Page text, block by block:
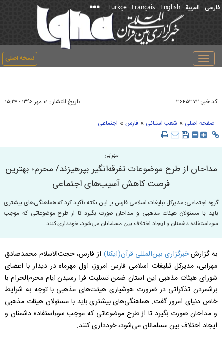
فارسی العربیة English
Français
Türkçe
نسخه اصلی
Toggle
navigation
کد خبر: ۳۶۴۵۳۷۲ تاریخ انتشار : ۰۱ مهر ۱۳۹۶ - ۱۵:۲۴
صفحه اصلی » شعب استانی » فارس » اجتماعی
مهرابی:
مداحان از طرح موضوعات تفرقه‌انگیر بپرهیزند/ محرم؛ بهترین
فرصت کاهش آسیب‌های اجتماعی
گروه اجتماعی: مدیركل تبلیغات اسلامی فارس بر این نكته تأكید كرد كه هماهنگی‌های بیشتری
باید با مسئولان هیئات مذهبی و مداحان صورت بگیرد تا از طرح موضوعاتی که موجب
سوءاستفاده دشمنان و ایجاد اختلاف بین مسلمانان می‌شود، خودداری کنند.
به گزارشخبرگزاری بین‌المللی قرآن(ایكنا) از فارس، حجت‌الاسلام محمدصادق
مهرابی، مدیركل تبلیغات اسلامی فارس امروز، اول مهرماه در دیدار با اعضای
شورای هیئات مذهبی این استان ضمن تسلیت فرا رسیدن ایام محرم‌الحرام با
برشمردن تذکراتی در ضرورت هوشیاری هیئت‌های مذهبی با توجه به شرایط
خاص دنیای امروز گفت: هماهنگی‌های بیشتری باید با مسئولان هیئات مذهبی
و مداحان صورت بگیرد تا از طرح موضوعاتی که موجب سوءاستفاده دشمنان و
ایجاد اختلاف بین مسلمانان می‌شود، خودداری کنند.